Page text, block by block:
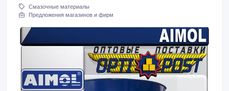
Смазочные материалы
Предложения магазинов и фирм